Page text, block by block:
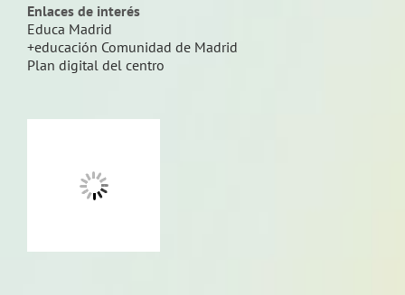
Enlaces de interés
Educa Madrid
+educación Comunidad de Madrid
Plan digital del centro